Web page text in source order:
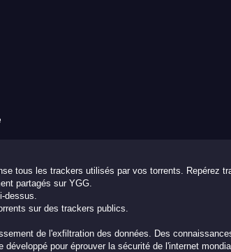
tous les trackers utilisés par vos torrents. Repérez
partagés sur YGG.
dessus.
sur des trackers publics.
de l'exfiltration des données. Des
pour éprouver la sécurité de l'internet